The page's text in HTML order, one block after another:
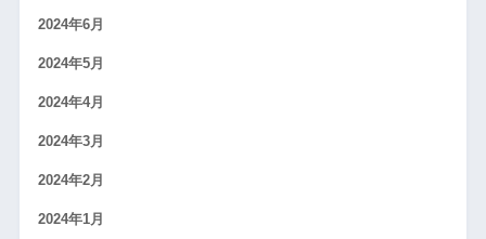
2024年6月
2024年5月
2024年4月
2024年3月
2024年2月
2024年1月